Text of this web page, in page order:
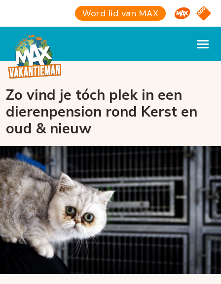
Word lid van MAX Omroep
NPO
Zo vind je tóch plek in een
dierenpension rond Kerst en
oud & nieuw